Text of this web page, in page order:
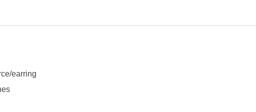
earring